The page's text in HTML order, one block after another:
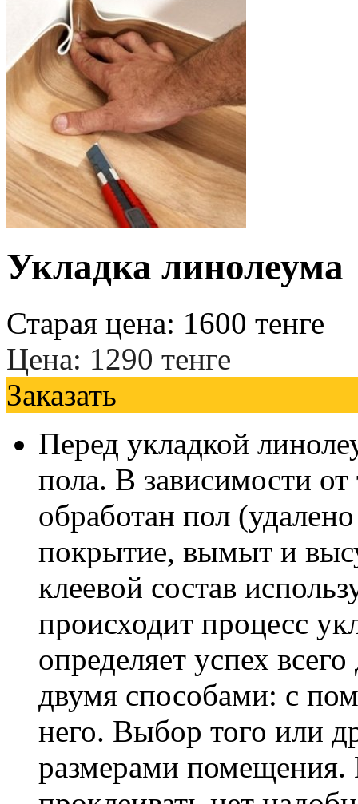
Укладка линолеума
Старая цена: 1600 тенге
Цена: 1290 тенге
Заказать
Перед укладкой
пола. В зависимости
обработан пол
покрытие, вымыт и
клеевой состав
происходит процесс
определяет успех
двумя способами: с
него. Выбор того или
размерами помещения.